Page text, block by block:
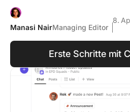
Manasi NairManaging Editor
8.
Erste Schritte mit